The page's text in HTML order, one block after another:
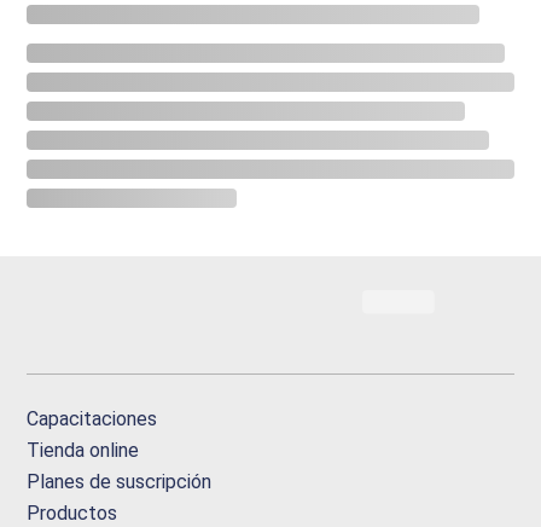
Capacitaciones
Tienda online
Planes de suscripción
Productos